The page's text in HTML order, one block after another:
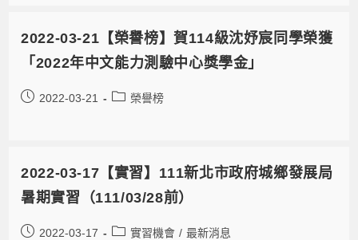
2022-03-21【榮譽榜】賀114級沈妤宸同學榮獲
「2022年中文能力測驗中心獎學金」
2022-03-21 榮譽榜
2022-03-17【實習】111新北市政府城鄉發展局
暑期實習（111/03/28前）
2022-03-17 實習機會 / 最新消息